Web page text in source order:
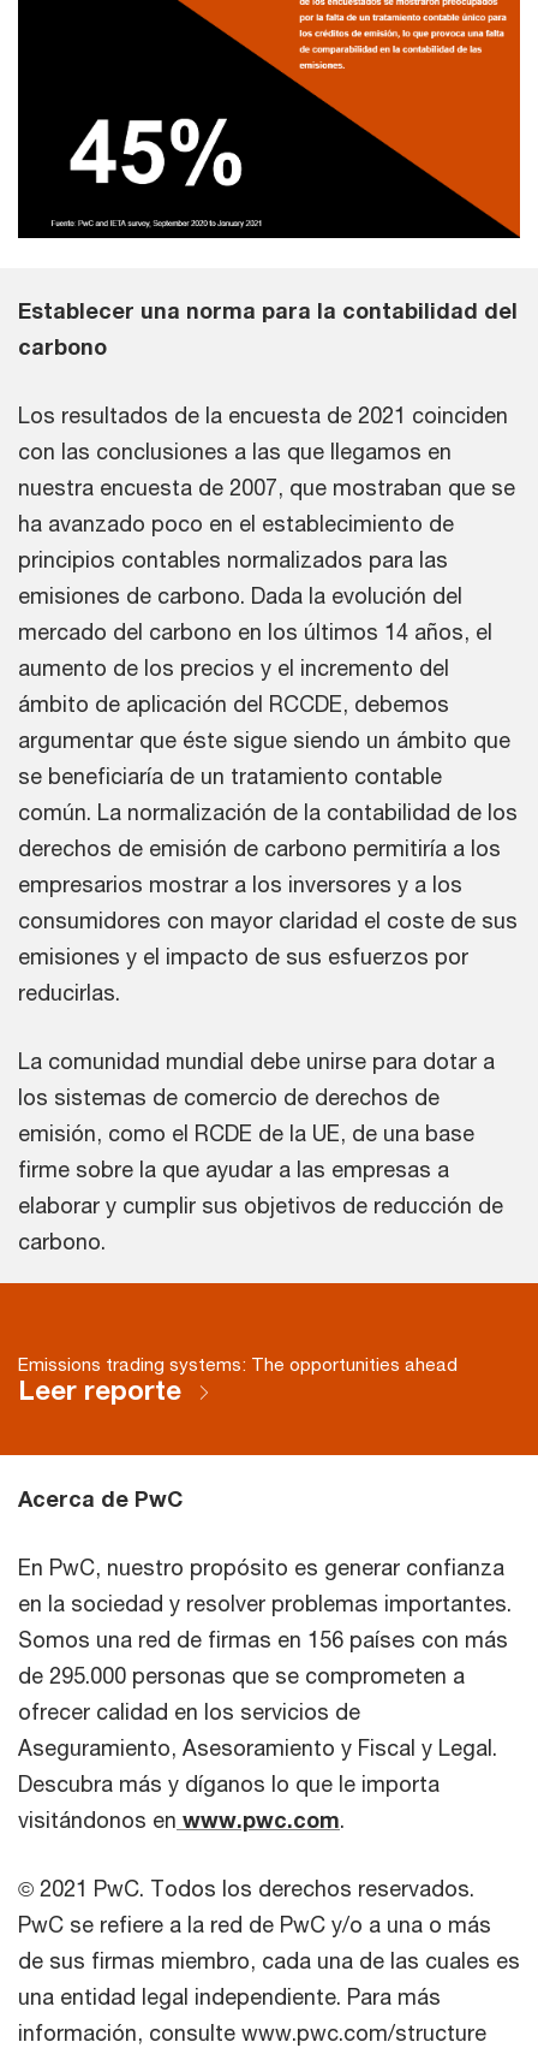
Establecer una norma para la contabilidad del
carbono
Los resultados de la encuesta de 2021 coinciden
con las conclusiones a las que llegamos en
nuestra encuesta de 2007, que mostraban que se
ha avanzado poco en el establecimiento de
principios contables normalizados para las
emisiones de carbono. Dada la evolución del
mercado del carbono en los últimos 14 años, el
aumento de los precios y el incremento del
ámbito de aplicación del RCCDE, debemos
argumentar que éste sigue siendo un ámbito que
se beneficiaría de un tratamiento contable
común. La normalización de la contabilidad de los
derechos de emisión de carbono permitiría a los
empresarios mostrar a los inversores y a los
consumidores con mayor claridad el coste de sus
emisiones y el impacto de sus esfuerzos por
reducirlas.
La comunidad mundial debe unirse para dotar a
los sistemas de comercio de derechos de
emisión, como el RCDE de la UE, de una base
firme sobre la que ayudar a las empresas a
elaborar y cumplir sus objetivos de reducción de
carbono.
Emissions trading systems: The opportunities ahead
Leer reporte
Acerca de PwC
En PwC, nuestro propósito es generar confianza
en la sociedad y resolver problemas importantes.
Somos una red de firmas en 156 países con más
de 295.000 personas que se comprometen a
ofrecer calidad en los servicios de
Aseguramiento, Asesoramiento y Fiscal y Legal.
Descubra más y díganos lo que le importa
visitándonos en www.pwc.com.
© 2021 PwC. Todos los derechos reservados.
PwC se refiere a la red de PwC y/o a una o más
de sus firmas miembro, cada una de las cuales es
una entidad legal independiente. Para más
información, consulte www.pwc.com/structure